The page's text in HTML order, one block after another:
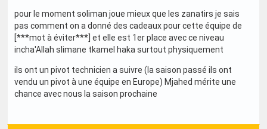
pour le moment soliman joue mieux que les zanatirs je sais
pas comment on a donné des cadeaux pour cette équipe de
[***mot à éviter***] et elle est 1er place avec ce niveau
incha'Allah slimane tkamel haka surtout physiquement
ils ont un pivot technicien a suivre (la saison passé ils ont
vendu un pivot à une équipe en Europe) Mjahed mérite une
chance avec nous la saison prochaine